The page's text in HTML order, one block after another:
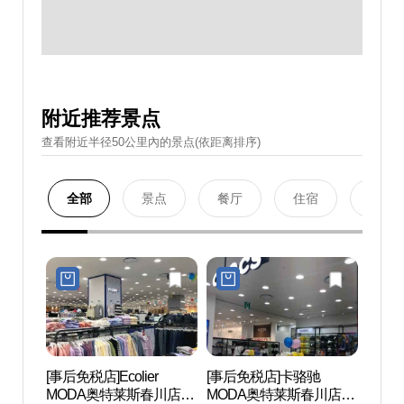
附近推荐景点
查看附近半径50公里內的景点(依距离排序)
全部 景点 餐厅 住宿
[事后免税店]Ecolier
MODA奥特莱斯春川店
[事后免税店]卡骆驰
MODA奥特莱斯春川店